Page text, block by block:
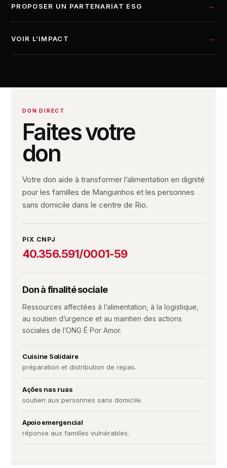
PROPOSER UN PARTENARIAT ESG
VOIR L’IMPACT
DON DIRECT
Faites votre
don
Votre don aide à transformer l’alimentation en dignité
pour les familles de Manguinhos et les personnes
sans domicile dans le centre de Rio.
PIX CNPJ
40.356.591/0001-59
Don à finalité sociale
Ressources affectées à l’alimentation, à la logistique,
au soutien d’urgence et au maintien des actions
sociales de l’ONG É Por Amor.
Cuisine Solidaire
préparation et distribution de repas.
Ações nas ruas
soutien aux personnes sans domicile.
Apoio emergencial
réponse aux familles vulnérables.